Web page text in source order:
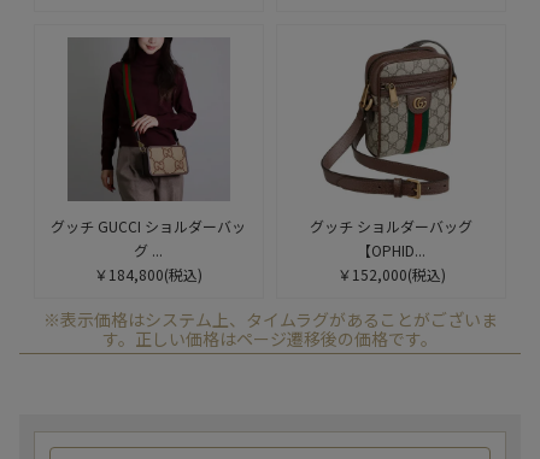
グッチ GUCCI ショルダーバッ
グ ...
￥184,800(税込)
グッチ ショルダーバッグ
【OPHID...
￥152,000(税込)
※表示価格はシステム上、タイムラグがあることがございま
す。正しい価格はページ遷移後の価格です。